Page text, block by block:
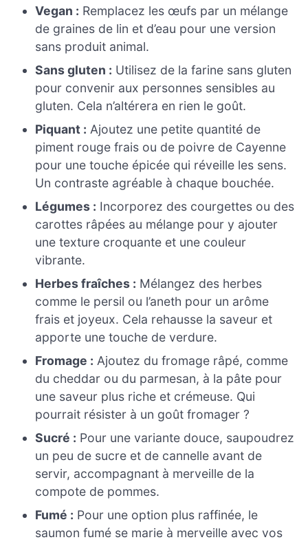
Vegan : Remplacez les œufs par un mélange
de graines de lin et d’eau pour une version
sans produit animal.
Sans gluten : Utilisez de la farine sans gluten
pour convenir aux personnes sensibles au
gluten. Cela n’altérera en rien le goût.
Piquant : Ajoutez une petite quantité de
piment rouge frais ou de poivre de Cayenne
pour une touche épicée qui réveille les sens.
Un contraste agréable à chaque bouchée.
Légumes : Incorporez des courgettes ou des
carottes râpées au mélange pour y ajouter
une texture croquante et une couleur
vibrante.
Herbes fraîches : Mélangez des herbes
comme le persil ou l’aneth pour un arôme
frais et joyeux. Cela rehausse la saveur et
apporte une touche de verdure.
Fromage : Ajoutez du fromage râpé, comme
du cheddar ou du parmesan, à la pâte pour
une saveur plus riche et crémeuse. Qui
pourrait résister à un goût fromager ?
Sucré : Pour une variante douce, saupoudrez
un peu de sucre et de cannelle avant de
servir, accompagnant à merveille de la
compote de pommes.
Fumé : Pour une option plus raffinée, le
saumon fumé se marie à merveille avec vos